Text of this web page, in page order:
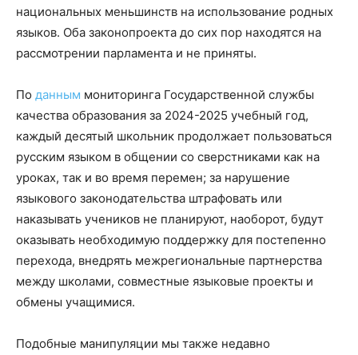
национальных меньшинств на использование родных
языков. Оба законопроекта до сих пор находятся на
рассмотрении парламента и не приняты.
По данным мониторинга Государственной службы
качества образования за 2024-2025 учебный год,
каждый десятый школьник продолжает пользоваться
русским языком в общении со сверстниками как на
уроках, так и во время перемен; за нарушение
языкового законодательства штрафовать или
наказывать учеников не планируют, наоборот, будут
оказывать необходимую поддержку для постепенно
перехода, внедрять межрегиональные партнерства
между школами, совместные языковые проекты и
обмены учащимися.
Подобные манипуляции мы также недавно